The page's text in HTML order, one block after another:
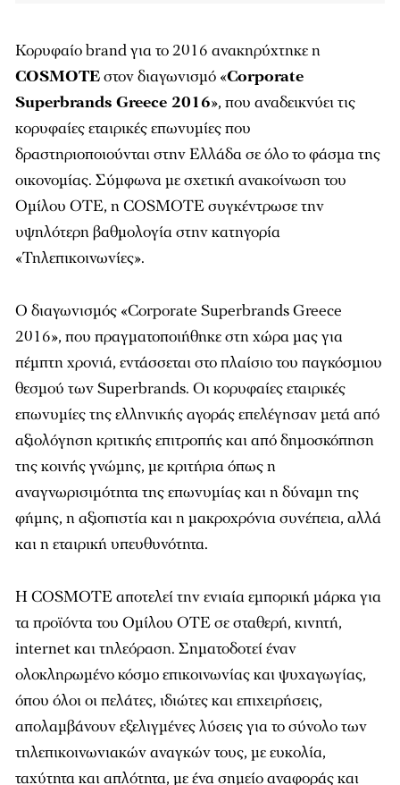
Κορυφαίο brand για το 2016 ανακηρύχτηκε η
COSMOTEστον διαγωνισμό «Corporate
Superbrands Greece 2016», που αναδεικνύει τις
κορυφαίες εταιρικές επωνυμίες που
δραστηριοποιούνται στην Ελλάδα σε όλο το φάσμα της
οικονομίας. Σύμφωνα με σχετική ανακοίνωση του
Ομίλου ΟΤΕ, η COSMOTE συγκέντρωσε την
υψηλότερη βαθμολογία στην κατηγορία
«Τηλεπικοινωνίες».
Ο διαγωνισμός «Corporate Superbrands Greece
2016», που πραγματοποιήθηκε στη χώρα μας για
πέμπτη χρονιά, εντάσσεται στο πλαίσιο του παγκόσμιου
θεσμού των Superbrands. Οι κορυφαίες εταιρικές
επωνυμίες της ελληνικής αγοράς επελέγησαν μετά από
αξιολόγηση κριτικής επιτροπής και από δημοσκόπηση
της κοινής γνώμης, με κριτήρια όπως η
αναγνωρισιμότητα της επωνυμίας και η δύναμη της
φήμης, η αξιοπιστία και η μακροχρόνια συνέπεια, αλλά
και η εταιρική υπευθυνότητα.
Η COSMOTE αποτελεί την ενιαία εμπορική μάρκα για
τα προϊόντα του Ομίλου ΟΤΕ σε σταθερή, κινητή,
internet και τηλεόραση. Σηματοδοτεί έναν
ολοκληρωμένο κόσμο επικοινωνίας και ψυχαγωγίας,
όπου όλοι οι πελάτες, ιδιώτες και επιχειρήσεις,
απολαμβάνουν εξελιγμένες λύσεις για το σύνολο των
τηλεπικοινωνιακών αναγκών τους, με ευκολία,
ταχύτητα και απλότητα, με ένα σημείο αναφοράς και